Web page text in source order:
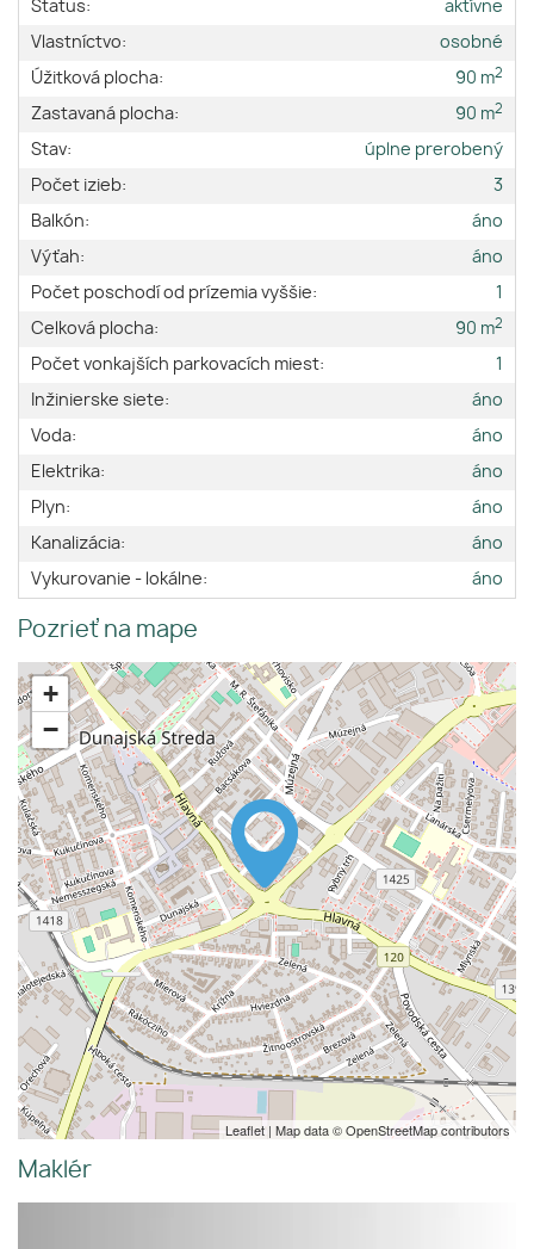
Status:
aktívne
Vlastníctvo:
osobné
Úžitková plocha:
90 m2
Zastavaná plocha: 90 m2
Stav:
úplne prerobený
Počet izieb:
3
Balkón:
áno
Výťah:
áno
Počet poschodí od prízemia vyššie:
1
Celková plocha:
90 m2
Počet vonkajších parkovacích miest:
1
Inžinierske siete:
áno
Voda:
áno
Elektrika:
áno
Plyn:
áno
Kanalizácia:
áno
Vykurovanie - lokálne:
áno
Pozrieť na mape
+
−
Leaflet | Map data ©OpenStreetMapcontributors
Maklér